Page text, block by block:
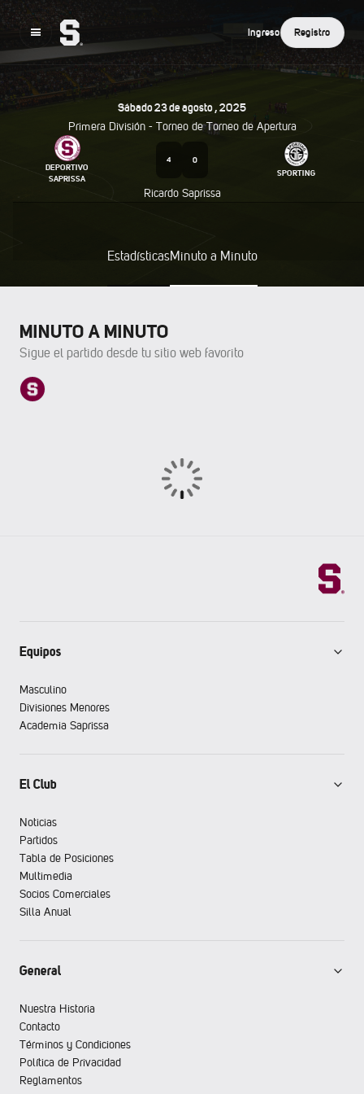
Ingreso Registro
Sábado23DeAgosto,2025
Primera División - Torneo deTorneo de Apertura
DEPORTIVO
SAPRISSA
4
0
SPORTING
Ricardo Saprissa
EstadísticasMinuto a Minuto
MINUTO A MINUTO
Sigue el partido desde tu sitio web favorito
Equipos
Masculino
Divisiones Menores
Academia Saprissa
El Club
Noticias
Partidos
Tabla de Posiciones
Multimedia
Socios Comerciales
Silla Anual
General
Nuestra Historia
Contacto
Términos y Condiciones
Política de Privacidad
Reglamentos